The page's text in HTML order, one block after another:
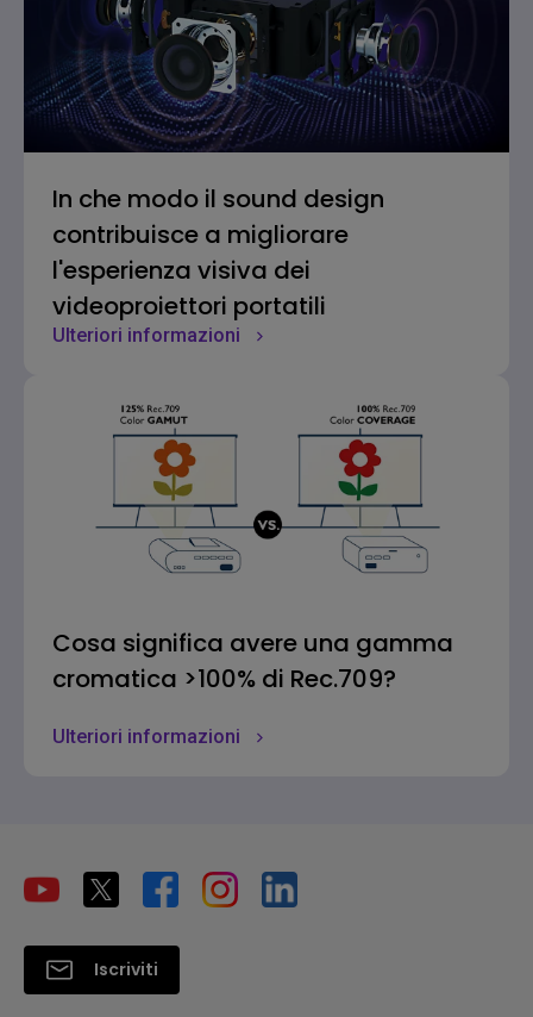
In che modo il sound design
contribuisce a migliorare
l'esperienza visiva dei
videoproiettori portatili
Ulteriori informazioni
Cosa significa avere una gamma
cromatica >100% di Rec.709?
Ulteriori informazioni
Iscriviti